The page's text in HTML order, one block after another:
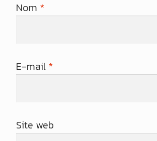
Nom *
E-mail *
Site web